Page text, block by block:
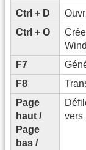
Ctrl + D
Ctrl + O
F7
F8
Page
haut /
Page
bas /
vers